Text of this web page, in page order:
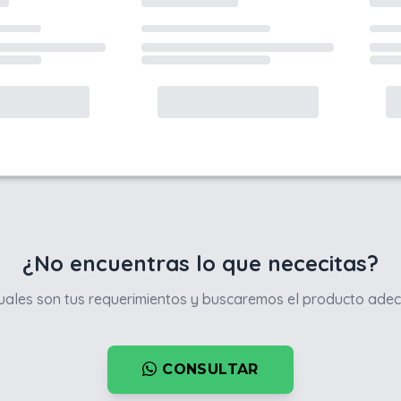
¿No encuentras lo que nececitas?
son tus requerimientos y buscaremos el producto
CONSULTAR